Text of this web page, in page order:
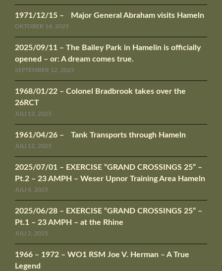
1971/12/15 – Major General Abraham visits Hameln
OKTOBER 14, 2025
2025/09/11 – The Bailey Park in Hamelin is officially
opened – or: A dream comes true.
SEPTEMBER 12, 2025
1968/01/22 – Colonel Bradbrook takes over the
26RCT
JULI 13, 2025
1961/04/26 – Tank Transports through Hameln
JULI 12, 2025
2025/07/01 – EXERCISE “GRAND CROSSINGS 25” –
Pt.2 – 23 AMPH – Weser Upnor Training Area Hameln
JULI 4, 2025
2025/06/28 – EXERCISE “GRAND CROSSINGS 25” –
Pt.1 – 23 AMPH – at the Rhine
JULI 2, 2025
1966 – 1972 – WO1 RSM Joe V. Herman – A True
Legend